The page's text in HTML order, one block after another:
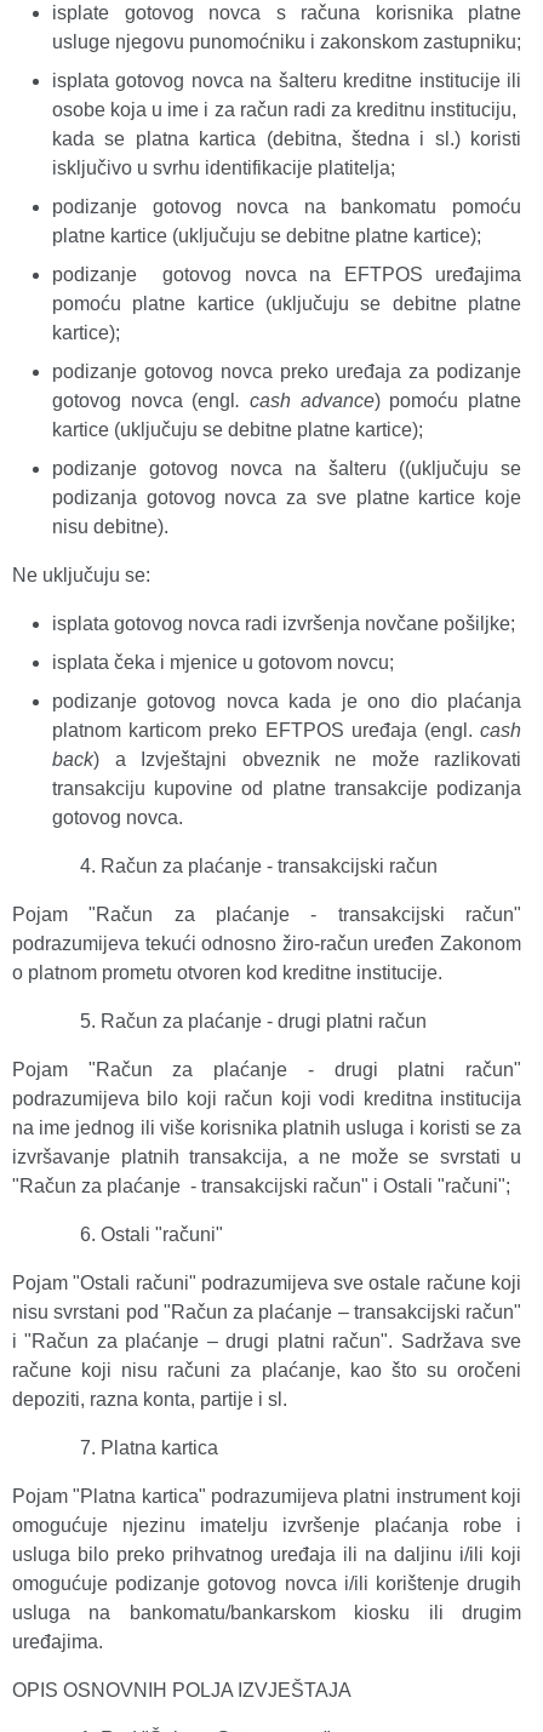
isplate gotovog novca s računa korisnika platne
usluge njegovu punomoćniku i zakonskom zastupniku;
isplata gotovog novca na šalteru kreditne institucije ili
osobe koja u ime i za račun radi za kreditnu instituciju,
kada se platna kartica (debitna, štedna i sl.) koristi
isključivo u svrhu identifikacije platitelja;
podizanje gotovog novca na bankomatu pomoću
platne kartice (uključuju se debitne platne kartice);
podizanje gotovog novca na EFTPOS uređajima
pomoću platne kartice (uključuju se debitne platne
kartice);
podizanje gotovog novca preko uređaja za podizanje
gotovog novca (engl . cash advance) pomoću platne
kartice (uključuju se debitne platne kartice);
podizanje gotovog novca na šalteru ((uključuju se
podizanja gotovog novca za sve platne kartice koje
nisu debitne).
Ne uključuju se:
isplata gotovog novca radi izvršenja novčane pošiljke;
isplata čeka i mjenice u gotovom novcu;
podizanje gotovog novca kada je ono dio plaćanja
platnom karticom preko EFTPOS uređaja (engl. cash
back) a Izvještajni obveznik ne može razlikovati
transakciju kupovine od platne transakcije podizanja
gotovog novca.
Račun za plaćanje - transakcijski račun
Pojam "Račun za plaćanje - transakcijski račun"
podrazumijeva tekući odnosno žiro-račun uređen Zakonom
o platnom prometu otvoren kod kreditne institucije.
Račun za plaćanje - drugi platni račun
Pojam "Račun za plaćanje - drugi platni račun"
podrazumijeva bilo koji račun koji vodi kreditna institucija
na ime jednog ili više korisnika platnih usluga i koristi se za
izvršavanje platnih transakcija, a ne može se svrstati u
"Račun za plaćanje - transakcijski račun" i Ostali "računi";
Ostali "računi"
Pojam "Ostali računi" podrazumijeva sve ostale račune koji
nisu svrstani pod "Račun za plaćanje – transakcijski račun"
i "Račun za plaćanje – drugi platni račun". Sadržava sve
račune koji nisu računi za plaćanje, kao što su oročeni
depoziti, razna konta, partije i sl.
Platna kartica
Pojam "Platna kartica" podrazumijeva platni instrument koji
omogućuje njezinu imatelju izvršenje plaćanja robe i
usluga bilo preko prihvatnog uređaja ili na daljinu i/ili koji
omogućuje podizanje gotovog novca i/ili korištenje drugih
usluga na bankomatu/bankarskom kiosku ili drugim
uređajima.
OPIS OSNOVNIH POLJA IZVJEŠTAJA